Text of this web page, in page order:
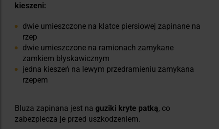
kieszeni:
dwie umieszczone na klatce piersiowej zapinane na
rzep
dwie umieszczone na ramionach zamykane
zamkiem błyskawicznym
jedna kieszeń na lewym przedramieniu zamykana
rzepem
Bluza zapinana jest na guziki kryte patką, co
zabezpiecza je przed uszkodzeniem.